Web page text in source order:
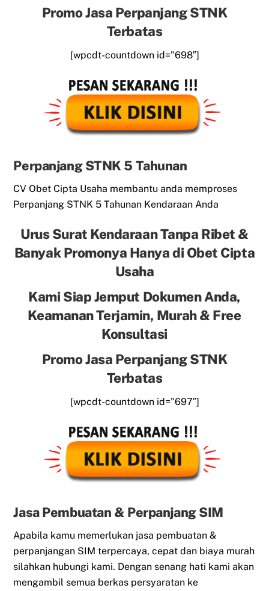
Promo Jasa Perpanjang STNK
Terbatas
[wpcdt-countdown id=”698″]
Perpanjang STNK 5 Tahunan
CV Obet Cipta Usaha membantu anda memproses
Perpanjang STNK 5 Tahunan Kendaraan Anda
Urus Surat Kendaraan Tanpa Ribet &
Banyak Promonya Hanya di Obet Cipta
Usaha
Kami Siap Jemput Dokumen Anda,
Keamanan Terjamin, Murah & Free
Konsultasi
Promo Jasa Perpanjang STNK
Terbatas
[wpcdt-countdown id=”697″]
Jasa Pembuatan & Perpanjang SIM
Apabila kamu memerlukan jasa pembuatan &
perpanjangan SIM terpercaya, cepat dan biaya murah
silahkan hubungi kami. Dengan senang hati kami akan
mengambil semua berkas persyaratan ke